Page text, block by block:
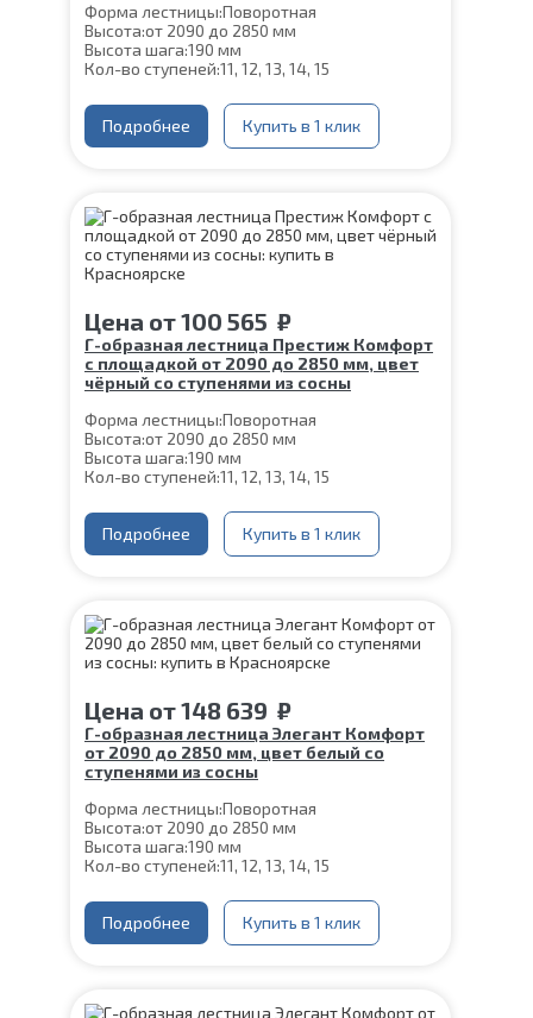
Форма лестницы:Поворотная
Высота:от 2090 до 2850 мм
Высота шага:190 мм
Кол-во ступеней:11, 12, 13, 14, 15
Глубина ступени:
300 мм
Конструкция: На монокосоуре
Материал каркаса:Сталь
Угол наклона: 39°
Срок гарантии (на металлокаркас):25 лет
Подробнее Купить в 1 клик
Цена от100 565 ₽
Г-образная лестница Престиж Комфорт
с площадкой от 2090 до 2850 мм, цвет
чёрный со ступенями из сосны
Форма лестницы:Поворотная
Высота:от 2090 до 2850 мм
Высота шага:190 мм
Кол-во ступеней:11, 12, 13, 14, 15
Глубина ступени:
300 мм
Конструкция: На монокосоуре
Материал каркаса:Сталь
Угол наклона: 39°
Срок гарантии (на металлокаркас):25 лет
Подробнее Купить в 1 клик
Цена от148 639 ₽
Г-образная лестница Элегант Комфорт
от 2090 до 2850 мм, цвет белый со
ступенями из сосны
Форма лестницы:Поворотная
Высота:от 2090 до 2850 мм
Высота шага:190 мм
Кол-во ступеней:11, 12, 13, 14, 15
Глубина ступени:
300 мм
Материал каркаса:
Сталь
Конструкция:На двойном косоуре
Подробнее Купить в 1 клик